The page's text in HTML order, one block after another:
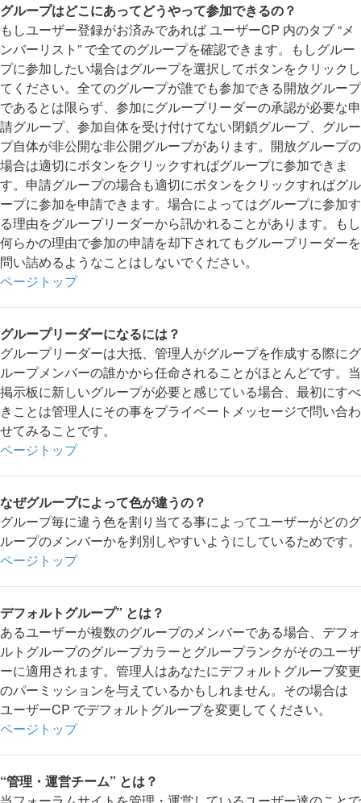
グループはどこにあってどうやって参加できるの？
もしユーザー登録がお済みであれば ユーザーCP 内のタブ “メ
ンバーリスト” で全てのグループを確認できます。もしグルー
プに参加したい場合はグループを選択してボタンをクリックし
てください。全てのグループが誰でも参加できる開放グループ
であるとは限らず、参加にグループリーダーの承認が必要な申
請グループ、参加自体を受け付けてない閉鎖グループ、グルー
プ自体が非公開な非公開グループがあります。開放グループの
場合は適切にボタンをクリックすればグループに参加できま
す。申請グループの場合も適切にボタンをクリックすればグル
ープに参加を申請できます。場合によってはグループに参加す
る理由をグループリーダーから訊かれることがあります。もし
何らかの理由で参加の申請を却下されてもグループリーダーを
問い詰めるようなことはしないでください。
ページトップ
グループリーダーになるには？
グループリーダーは大抵、管理人がグループを作成する際にグ
ループメンバーの誰かから任命されることがほとんどです。当
掲示板に新しいグループが必要と感じている場合、最初にすべ
きことは管理人にその事をプライベートメッセージで問い合わ
せてみることです。
ページトップ
なぜグループによって色が違うの？
グループ毎に違う色を割り当てる事によってユーザーがどのグ
ループのメンバーかを判別しやすいようにしているためです。
ページトップ
デフォルトグループ” とは？
あるユーザーが複数のグループのメンバーである場合、デフォ
ルトグループのグループカラーとグループランクがそのユーザ
ーに適用されます。管理人はあなたにデフォルトグループ変更
のパーミッションを与えているかもしれません。その場合は
ユーザーCP でデフォルトグループを変更してください。
ページトップ
“管理・運営チーム” とは？